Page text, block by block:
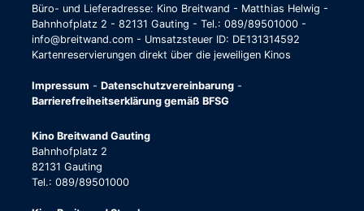
Büro- und Lieferadresse: Kino Breitwand - Matthias Helwig -
Bahnhofplatz 2 - 82131 Gauting - Tel.: 089/89501000 -
info@breitwand.com - Umsatzsteuer ID: DE131314592
Kartenreservierungen direkt über die jeweiligen Kinos
Impressum - Datenschutzvereinbarung -
Barrierefreiheitserklärung gemäß BFSG
Kino Breitwand Gauting
Bahnhofplatz 2
82131 Gauting
Tel.: 089/89501000